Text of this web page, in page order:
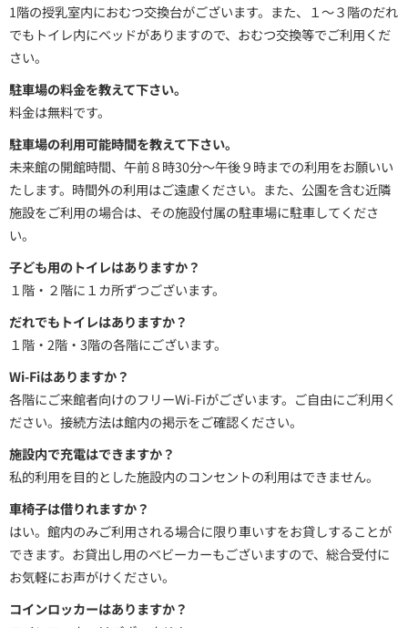
1階の授乳室内におむつ交換台がございます。また、１～３階のだれ
でもトイレ内にベッドがありますので、おむつ交換等でご利用くだ
さい。
駐車場の料金を教えて下さい。
料金は無料です。
駐車場の利用可能時間を教えて下さい。
未来館の開館時間、午前８時30分～午後９時までの利用をお願いい
たします。時間外の利用はご遠慮ください。また、公園を含む近隣
施設をご利用の場合は、その施設付属の駐車場に駐車してくださ
い。
子ども用のトイレはありますか？
１階・２階に１カ所ずつございます。
だれでもトイレはありますか？
１階・2階・3階の各階にございます。
Wi-Fiはありますか？
各階にご来館者向けのフリーWi-Fiがございます。ご自由にご利用く
ださい。接続方法は館内の掲示をご確認ください。
施設内で充電はできますか？
私的利用を目的とした施設内のコンセントの利用はできません。
車椅子は借りれますか？
はい。館内のみご利用される場合に限り車いすをお貸しすることが
できます。お貸出し用のベビーカーもございますので、総合受付に
お気軽にお声がけください。
コインロッカーはありますか？